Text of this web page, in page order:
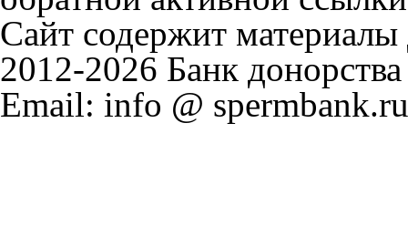
Сайт содержит
2012-2026 Банк
Email: info @